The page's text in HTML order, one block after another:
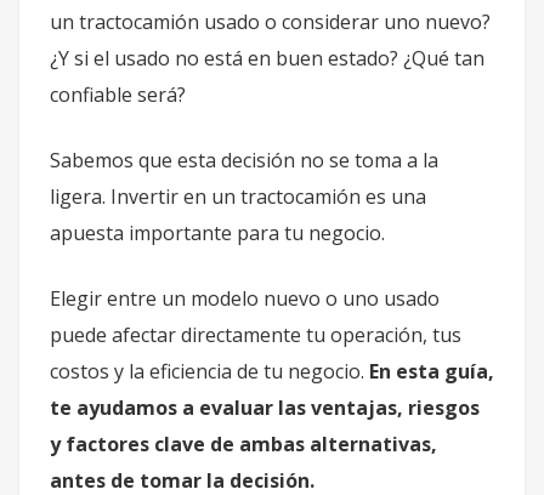
un tractocamión usado o considerar uno nuevo?
¿Y si el usado no está en buen estado? ¿Qué tan
confiable será?
Sabemos que esta decisión no se toma a la
ligera. Invertir en un tractocamión es una
apuesta importante para tu negocio.
Elegir entre un modelo nuevo o uno usado
puede afectar directamente tu operación, tus
costos y la eficiencia de tu negocio. En esta guía,
te ayudamos a evaluar las ventajas, riesgos
y factores clave de ambas alternativas,
antes de tomar la decisión.